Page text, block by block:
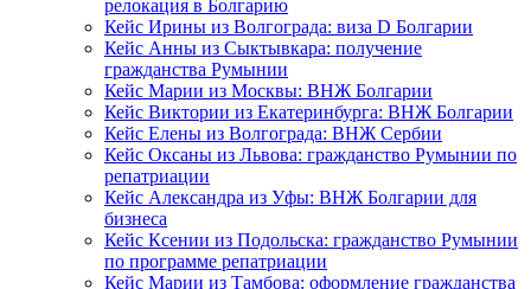
релокация в Болгарию
Кейс Ирины из Волгограда: виза D Болгарии
Кейс Анны из Сыктывкара: получение
гражданства Румынии
Кейс Марии из Москвы: ВНЖ Болгарии
Кейс Виктории из Екатеринбурга: ВНЖ Болгарии
Кейс Елены из Волгограда: ВНЖ Сербии
Кейс Оксаны из Львова: гражданство Румынии по
репатриации
Кейс Александра из Уфы: ВНЖ Болгарии для
бизнеса
Кейс Ксении из Подольска: гражданство Румынии
по программе репатриации
Кейс Марии из Тамбова: оформление гражданства